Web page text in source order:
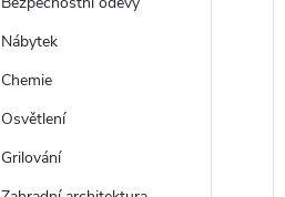
Nábytek
Chemie
Osvětlení
Grilování